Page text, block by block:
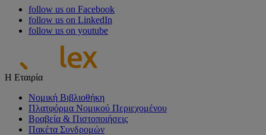
follow us on Facebook
follow us on LinkedIn
follow us on youtube
Η Εταιρία
Νομική Βιβλιοθήκη
Πλατφόρμα Νομικού Περιεχομένου
Βραβεία & Πιστοποιήσεις
Πακέτα Συνδρομών